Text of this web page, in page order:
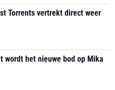
Torrents vertrekt direct weer
wordt het nieuwe bod op Mika